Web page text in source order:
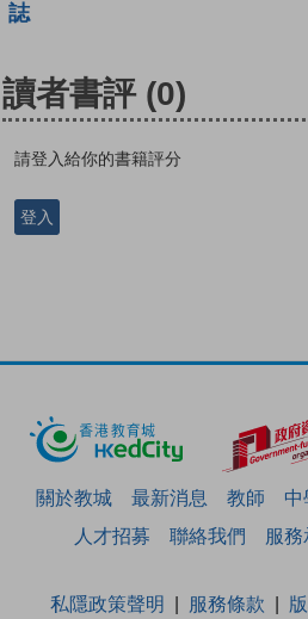
誌
讀者書評 (0)
請登入給你的書籍評分
登入
關於教城 最新消息 教師
人才招募
聯絡我們 服
私隱政策聲明 服務條款